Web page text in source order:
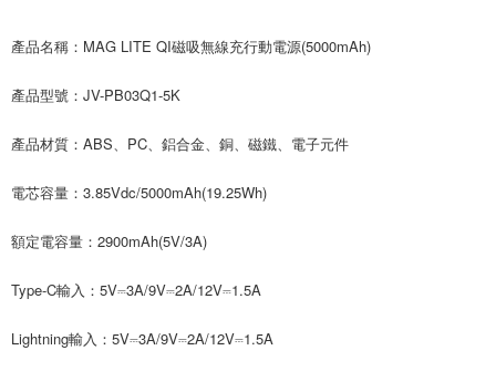
產品名稱：MAG LITE QI磁吸無線充行動電源(5000mAh)
產品型號：JV-PB03Q1-5K
產品材質：ABS、PC、鋁合金、銅、磁鐵、電子元件
電芯容量：3.85Vdc/5000mAh(19.25Wh)
額定電容量：2900mAh(5V/3A)
Type-C輸入：5V⎓3A/9V⎓2A/12V⎓1.5A
Lightning輸入：5V⎓3A/9V⎓2A/12V⎓1.5A